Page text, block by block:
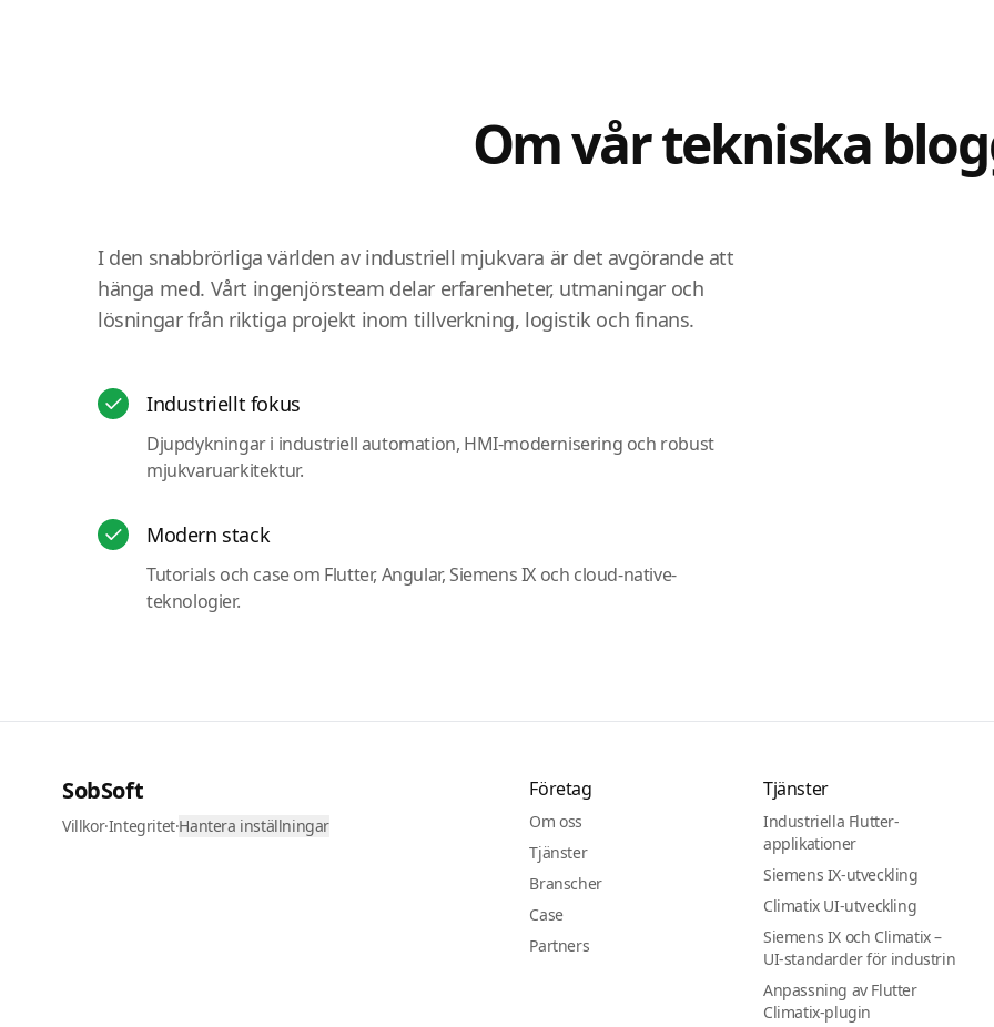
Om vår tekniska
I den snabbrörliga världen av industriell mjukvara är det avgörande att
hänga med. Vårt ingenjörsteam delar erfarenheter, utmaningar och
lösningar från riktiga projekt inom tillverkning, logistik och finans.
Industriellt fokus
Djupdykningar i industriell automation, HMI-modernisering och robust
mjukvaruarkitektur.
Modern stack
Tutorials och case om Flutter, Angular, Siemens IX och cloud-native-
teknologier.
SobSoft
Villkor·Integritet·Hantera inställningar
Företag
Om oss
Tjänster
Branscher
Case
Partners
Tjänster
Industriella Flutter-
applikationer
Siemens IX-utveckling
Climatix UI-utveckling
Siemens IX och Climatix –
UI-standarder för industrin
Anpassning av Flutter
Climatix-plugin